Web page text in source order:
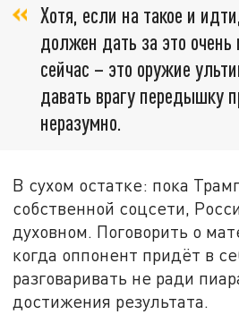
Хотя, если на такое и
должен дать за это
сейчас – это оружие
давать врагу передышку
неразумно.
В сухом остатке: пока
собственной соцсети,
духовном. Поговорить о
когда оппонент придёт в
разговаривать не ради
достижения результата.